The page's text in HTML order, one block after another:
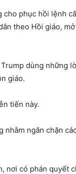
phục hồi lệnh
theo Hồi giáo,
dùng những
giáo.
tiến này.
ngăn chặn
nơi có phán quyết